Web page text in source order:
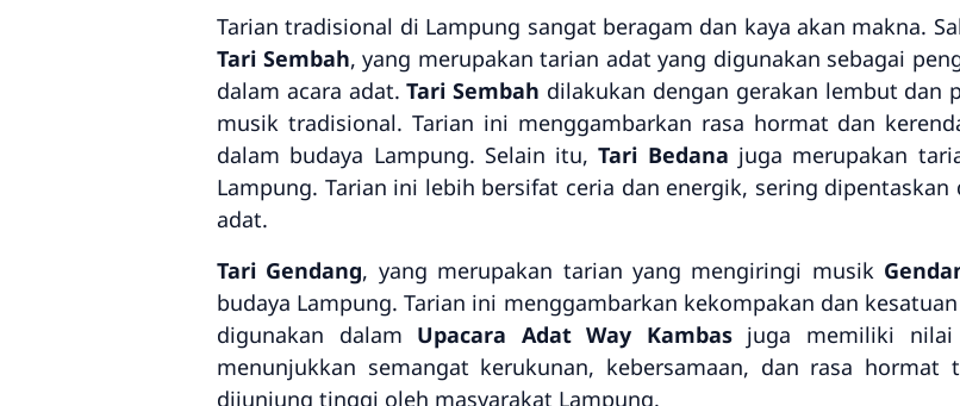
Tarian tradisional di Lampung sangat beragam dan kaya akan makna.
Tari Sembah, yang merupakan tarian adat yang digunakan sebagai
dalam acara adat.Tari Sembah dilakukan dengan gerakan lembut
musik tradisional. Tarian ini menggambarkan rasa hormat dan
dalam budaya Lampung. Selain itu,Tari Bedana juga merupakan
Lampung. Tarian ini lebih bersifat ceria dan energik, sering
adat.
Tari Gendang, yang merupakan tarian yang mengiringi musik
budaya Lampung. Tarian ini menggambarkan kekompakan dan
digunakan dalam Upacara Adat Way Kambasjuga memiliki nilai
menunjukkan semangat kerukunan, kebersamaan, dan rasa
dijunjung tinggi oleh masyarakat Lampung.